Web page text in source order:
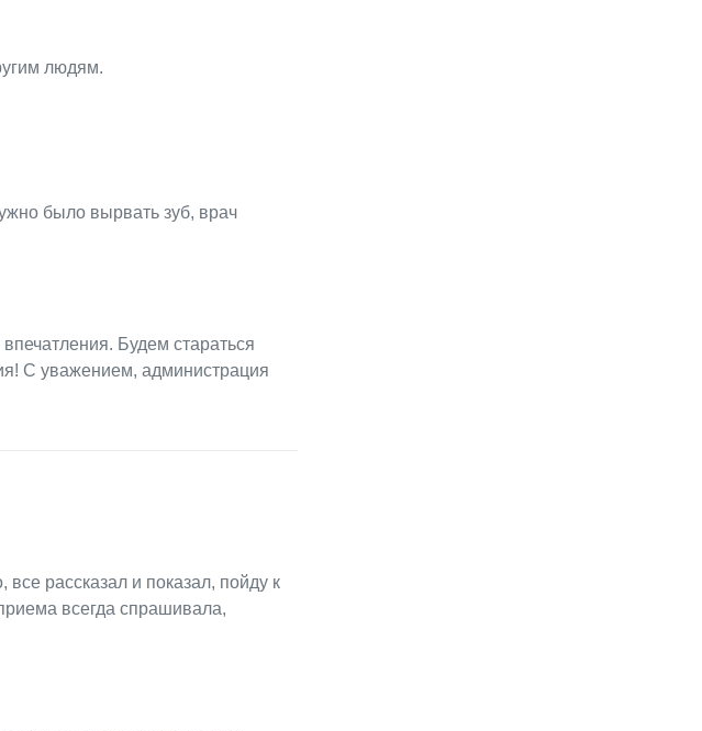
людям.
было вырвать зуб, врач
Будем стараться
С уважением, администрация
рассказал и показал, пойду к
всегда спрашивала,